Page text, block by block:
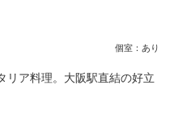
個室：あり
リア料理。大阪駅直結の好立